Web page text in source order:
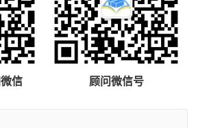
信 顾问微信号